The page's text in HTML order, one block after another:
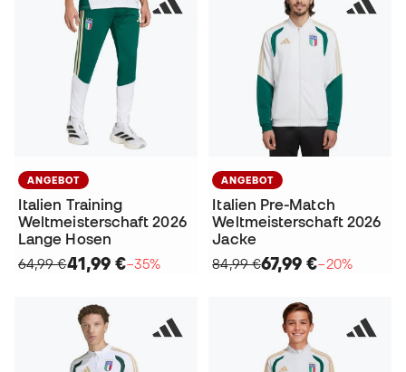
ANGEBOT
Italien Training
Weltmeisterschaft 2026
Lange Hosen
64,99 €41,99 €−35%
ANGEBOT
Italien Pre-Match
Weltmeisterschaft 2026
Jacke
84,99 €67,99 €−20%